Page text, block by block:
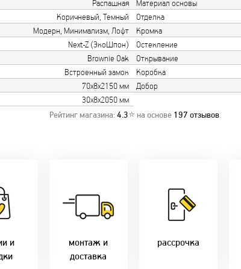
Распашная Материал основы
Коричневый, Темный Отделка
Модерн, Минимализм, Лофт Кромка
Next-Z (ЭкоШпон) Остекление
Brownie Oak Открывание
Встроенный замок Коробка
70х8х2150 мм Добор
30х8х2050 мм
Рейтинг магазина:4.3⭐ на основе 197 отзывов.
и
- 2%
-
монтаж и
доставка
Качественный
монтаж дверей,
окон и мебели.
В удобное для Вас
рассрочка
2-36 мес
FUN - 4 мес.